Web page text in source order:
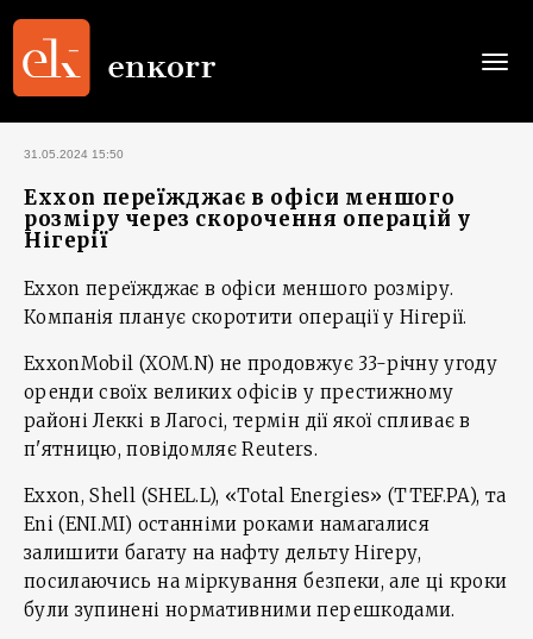
31.05.2024 15:50
Exxon переїжджає в офіси меншого
розміру через скорочення операцій у
Нігерії
Exxon переїжджає в офіси меншого розміру.
Компанія планує скоротити операції у Нігерії.
ExxonMobil (XOM.N) не продовжує 33-річну угоду
оренди своїх великих офісів у престижному
районі Леккі в Лагосі, термін дії якої спливає в
п'ятницю, повідомляє Reuters.
Exxon, Shell (SHEL.L), «Total Energies» (TTEF.PA), та
Eni (ENI.MI) останніми роками намагалися
залишити багату на нафту дельту Нігеру,
посилаючись на міркування безпеки, але ці кроки
були зупинені нормативними перешкодами.